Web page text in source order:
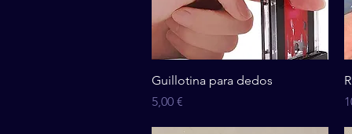
Vista rápida
Guillotina para dedos
Precio
5,00 €